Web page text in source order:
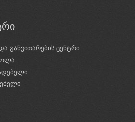
განვითარების ცენტრი